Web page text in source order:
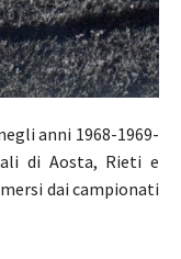
anni 1968-1969-
di Aosta, Rieti e
dai campionati